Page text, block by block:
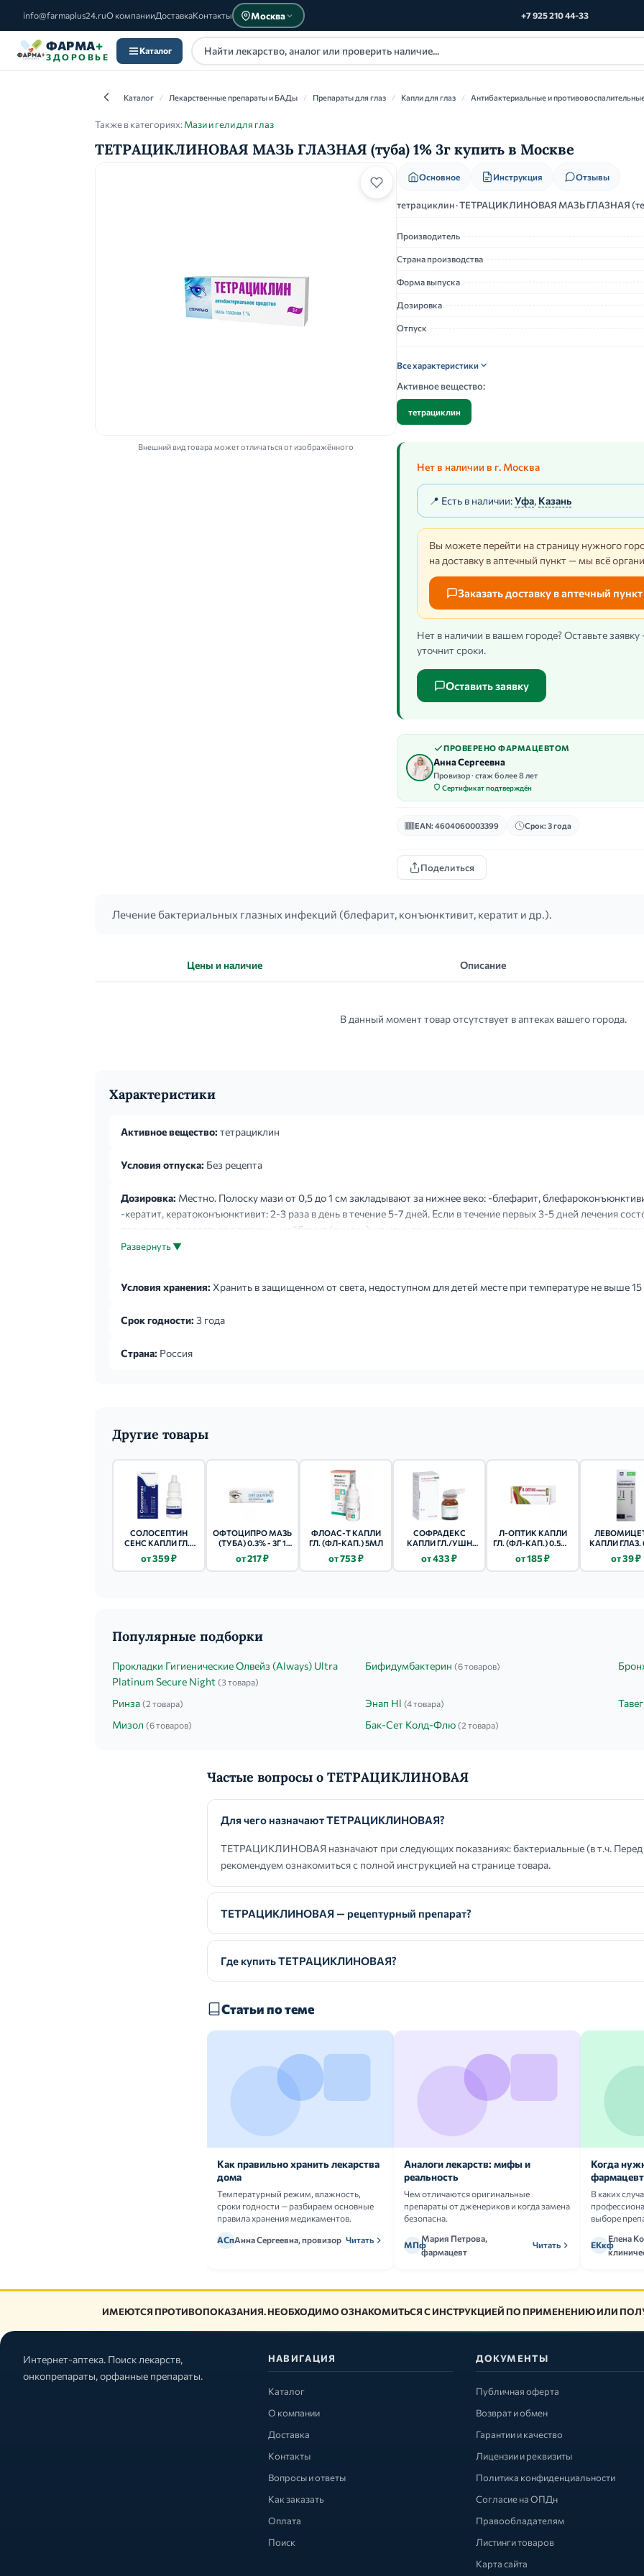
info@farmaplus24.ruО компанииДоставкаКонтакты Москва +7 925 210 44-33
ФАРМА+
ЗДОРОВЬЕ
Каталог
Каталог / Лекарственные препараты и БАДы / Препараты для глаз / Капли для глаз / Антибактериальные и
Также в категориях:Мази и гели для глаз
ТЕТРАЦИКЛИНОВАЯ МАЗЬ ГЛАЗНАЯ (туба) 1% 3г купить в Москве
Внешний вид товара может отличаться от изображённого
Основное Инструкция Отзывы
тетрациклин · ТЕТРАЦИКЛИНОВАЯ МАЗЬ ГЛАЗНАЯ
Производитель
Страна производства
Форма выпуска
Дозировка
Отпуск
Все характеристики
Активное вещество:
тетрациклин
Нет в наличии в г. Москва
📍 Есть в наличии:Уфа, Казань
Вы можете перейти на страницу нужного
на доставку в аптечный пункт — мы всё
Заказать доставку в аптечный пункт
Нет в наличии в вашем городе? Оставьте
уточнит сроки.
Оставить заявку
ПРОВЕРЕНО ФАРМАЦЕВТОМ
Анна Сергеевна
Провизор · стаж более 8 лет
Сертификат подтверждён
EAN: 4604060003399 Срок: 3 года
Поделиться
Лечение бактериальных глазных инфекций (блефарит, конъюнктивит, кератит и др.).
Цены и наличие Описание
В данный момент товар отсутствует в аптеках вашего города.
Характеристики
Активное вещество: тетрациклин
Условия отпуска: Без рецепта
Дозировка: Местно. Полоску мази от 0,5 до 1 см закладывают за нижнее веко: -блефарит,
-кератит, кератоконъюнктивит: 2-3 раза в день в течение 5-7 дней. Если в течение первых 3-5 дней лечения
проконсультироваться с врачом; -мейбомит (ячмень): на ночь до исчезновения симптомов воспаления; -
недель. При стихании воспалительного процесса препарат применяют 2-3 раза в день....
Развернуть ▼
Условия хранения: Хранить в защищенном от света, недоступном для детей месте при температуре не выше
Срок годности: 3 года
Страна: Россия
Другие товары
СОЛОСЕПТИН
СЕНС КАПЛИ ГЛ./
10МЛ
от 359 ₽
ОФТОЦИПРО МАЗЬ
(ТУБА) 0.3% - 3Г 1
от 217 ₽
ФЛОАС-Т КАПЛИ
ГЛ. (ФЛ-КАП.) 5МЛ
от 753 ₽
СОФРАДЕКС
КАПЛИ ГЛ./УШН
от 433 ₽
Л-ОПТИК КАПЛИ
ГЛ. (ФЛ-КАП.) 0.5% -
от 185 ₽
КАПЛИ ГЛАЗ.
от 39 ₽
Популярные подборки
Прокладки Гигиенические Олвейз (Always) Ultra
Platinum Secure Night (3 товара)
Бифидумбактерин (6 товаров)
Ринза (2 товара) Энап Hl (4 товара)
Мизол (6 товаров) Бак-Сет Колд-Флю (2 товара)
Частые вопросы о ТЕТРАЦИКЛИНОВАЯ
Для чего назначают ТЕТРАЦИКЛИНОВАЯ?
ТЕТРАЦИКЛИНОВАЯ назначают при следующих показаниях: бактериальные (в т.ч.
рекомендуем ознакомиться с полной инструкцией на странице товара.
ТЕТРАЦИКЛИНОВАЯ — рецептурный препарат?
Где купить ТЕТРАЦИКЛИНОВАЯ?
Статьи по теме
Как правильно хранить лекарства
дома
Температурный режим, влажность,
сроки годности — разбираем основные
правила хранения медикаментов.
АСпАнна Сергеевна, провизор Читать
Аналоги лекарств: мифы и
реальность
Чем отличаются оригинальные
препараты от дженериков и когда замена
безопасна.
МПф
Мария Петрова,
фармацевт
Читать
Когда
В каких
выборе
ЕКкф
Елена
ИМЕЮТСЯ ПРОТИВОПОКАЗАНИЯ. НЕОБХОДИМО ОЗНАКОМИТЬСЯ С ИНСТРУКЦИЕЙ ПО ПРИМЕНЕНИЮ ИЛИ
Интернет-аптека. Поиск лекарств,
онкопрепараты, орфанные препараты.
НАВИГАЦИЯ
Каталог
О компании
Доставка
Контакты
Вопросы и ответы
Как заказать
Оплата
Поиск
ДОКУМЕНТЫ
Публичная оферта
Возврат и обмен
Гарантии и качество
Лицензии и реквизиты
Политика конфиденциальности
Согласие на ОПДн
Правообладателям
Листинги товаров
Карта сайта